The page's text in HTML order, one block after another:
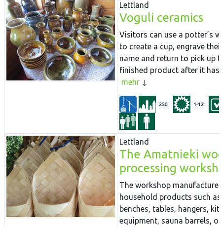
Lettland
Voguli ceramics
Visitors can use a potter’s
to create a cup, engrave
name and return to pick up
finished product after it
mehr
250 1-12
Lettland
The Amatnieki
processing
The workshop
household products such as
benches, tables, hangers,
equipment, sauna barrels,